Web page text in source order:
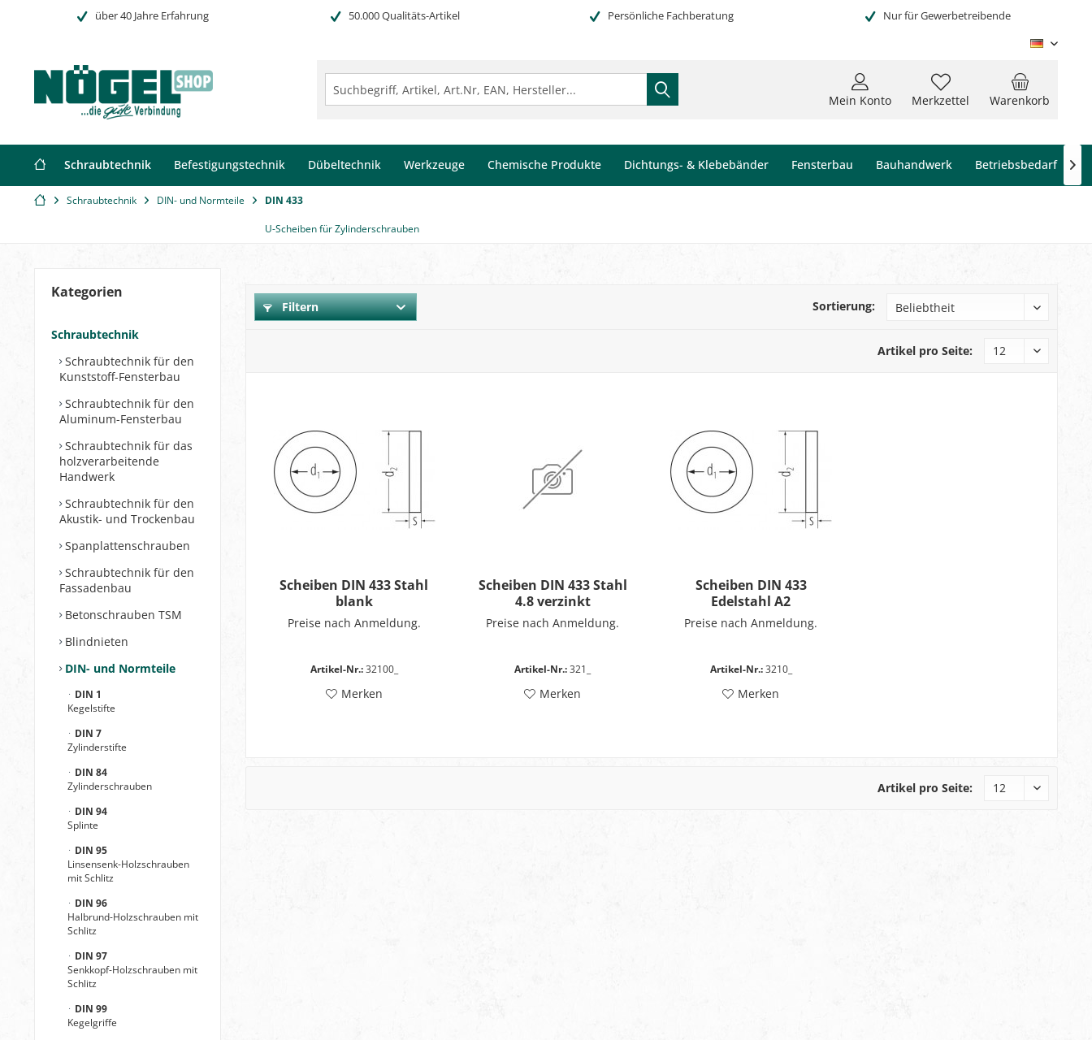
über 40 Jahre Erfahrung 50.000 Qualitäts-Artikel Persönliche Fachberatung Nur für Gewerbetreibende
Warenkorb
Merkzettel
Mein Konto
Schraubtechnik Befestigungstechnik Dübeltechnik Werkzeuge Chemische Produkte Dichtungs- & Klebebänder Fensterbau Bauhandwerk Betriebsbedarf 
Schraubtechnik DIN- und Normteile DIN 433
U-Scheiben für Zylinderschrauben
Kategorien
Schraubtechnik
Schraubtechnik für den
Kunststoff-Fensterbau
Schraubtechnik für den
Aluminum-Fensterbau
Schraubtechnik für das
holzverarbeitende
Handwerk
Schraubtechnik für den
Akustik- und Trockenbau
Spanplattenschrauben
Schraubtechnik für den
Fassadenbau
Betonschrauben TSM
Blindnieten
DIN- und Normteile
DIN 1
Kegelstifte
DIN 7
Zylinderstifte
DIN 84
Zylinderschrauben
DIN 94
Splinte
DIN 95
Linsensenk-Holzschrauben
mit Schlitz
DIN 96
Halbrund-Holzschrauben mit
Schlitz
DIN 97
Senkkopf-Holzschrauben mit
Schlitz
DIN 99
Kegelgriffe
Filtern Sortierung:
Artikel pro Seite:
Scheiben DIN 433 Stahl
blank
Preise nach Anmeldung.
Artikel-Nr.:32100_
Merken
Scheiben DIN 433 Stahl
4.8 verzinkt
Preise nach Anmeldung.
Artikel-Nr.:321_
Merken
Scheiben DIN 433
Edelstahl A2
Preise nach Anmeldung.
Artikel-Nr.:3210_
Merken
Artikel pro Seite: